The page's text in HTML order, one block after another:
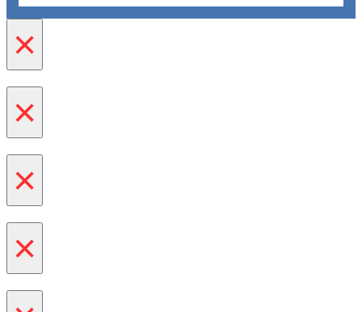
×
×
×
×